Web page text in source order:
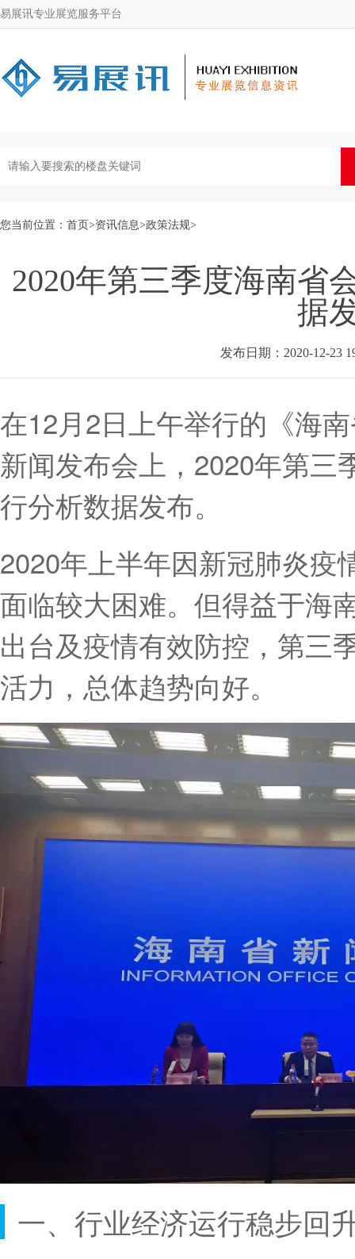
易展讯专业展览服务平台
您当前位置： 首页>资讯信息>政策法规>
2020年第三季度海南省
据
发布日期：2020-12-23
在12月2日上午举行的《海
新闻发布会上，2020年第三
行分析数据发布。
2020年上半年因新冠肺炎疫
面临较大困难。但得益于海
出台及疫情有效防控，第三
活力，总体趋势向好。
一、行业经济运行稳步回